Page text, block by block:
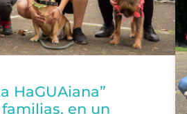
HaGUAiana”
en un